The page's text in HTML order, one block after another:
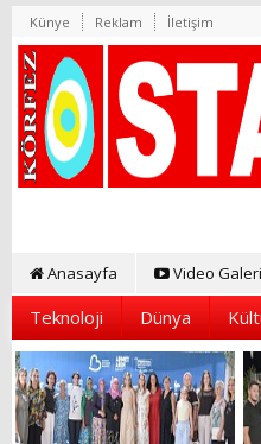
Künye Reklam İletişim
Anasayfa Video Galeri
Teknoloji Dünya